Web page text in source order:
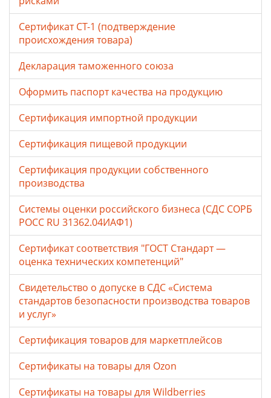
Сертификат СТ-1 (подтверждение
происхождения товара)
Декларация таможенного союза
Оформить паспорт качества на продукцию
Сертификация импортной продукции
Сертификация пищевой продукции
Сертификация продукции собственного
производства
Системы оценки российского бизнеса (СДС СОРБ
РОСС RU 31362.04ИАФ1)
Сертификат соответствия "ГОСТ Стандарт —
оценка технических компетенций"
Свидетельство о допуске в СДС «Система
стандартов безопасности производства товаров
и услуг»
Сертификация товаров для маркетплейсов
Cертификаты на товары для Ozon
Cертификаты на товары для Wildberries